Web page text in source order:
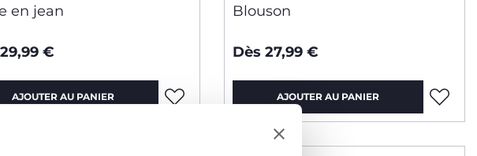
en jean
€
AJOUTER AU PANIER
Blouson
Dès 27,99 €
AJOUTER AU PANIER